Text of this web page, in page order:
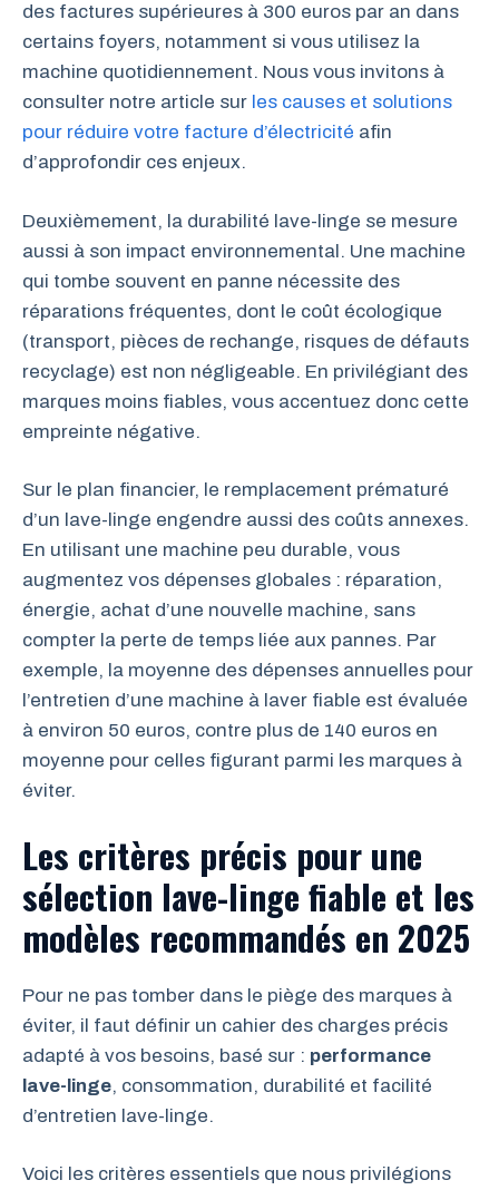
des factures supérieures à 300 euros par an dans
certains foyers, notamment si vous utilisez la
machine quotidiennement. Nous vous invitons à
consulter notre article sur les causes et solutions
pour réduire votre facture d’électricité afin
d’approfondir ces enjeux.
Deuxièmement, la durabilité lave-linge se mesure
aussi à son impact environnemental. Une machine
qui tombe souvent en panne nécessite des
réparations fréquentes, dont le coût écologique
(transport, pièces de rechange, risques de défauts
recyclage) est non négligeable. En privilégiant des
marques moins fiables, vous accentuez donc cette
empreinte négative.
Sur le plan financier, le remplacement prématuré
d’un lave-linge engendre aussi des coûts annexes.
En utilisant une machine peu durable, vous
augmentez vos dépenses globales : réparation,
énergie, achat d’une nouvelle machine, sans
compter la perte de temps liée aux pannes. Par
exemple, la moyenne des dépenses annuelles pour
l’entretien d’une machine à laver fiable est évaluée
à environ 50 euros, contre plus de 140 euros en
moyenne pour celles figurant parmi les marques à
éviter.
Les critères précis pour une
sélection lave-linge fiable et les
modèles recommandés en 2025
Pour ne pas tomber dans le piège des marques à
éviter, il faut définir un cahier des charges précis
adapté à vos besoins, basé sur : performance
lave-linge, consommation, durabilité et facilité
d’entretien lave-linge.
Voici les critères essentiels que nous privilégions